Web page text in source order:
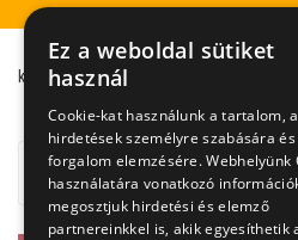
kalcium lábrángás
Ez a weboldal sütiket
használ
Cookie-kat használunk a tartalom, a
hirdetések személyre szabására és
forgalom elemzésére. Webhelyünk
használatára vonatkozó
megosztjuk hirdetési és elemző
partnereinkkel is, akik egyesíthetik